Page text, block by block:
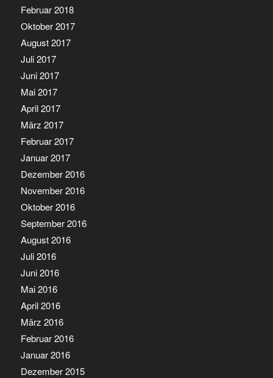
Februar 2018
Oktober 2017
August 2017
Juli 2017
Juni 2017
Mai 2017
April 2017
März 2017
Februar 2017
Januar 2017
Dezember 2016
November 2016
Oktober 2016
September 2016
August 2016
Juli 2016
Juni 2016
Mai 2016
April 2016
März 2016
Februar 2016
Januar 2016
Dezember 2015